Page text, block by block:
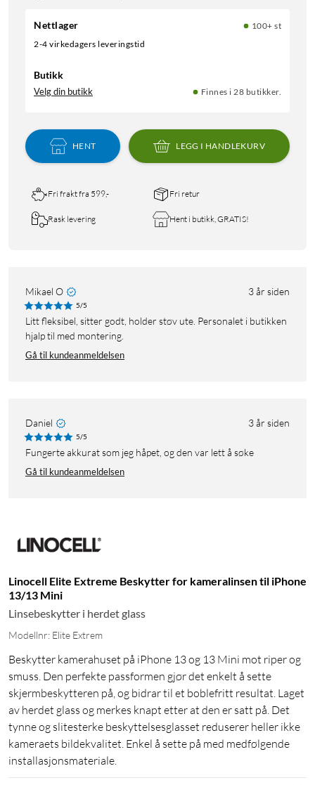
Nettlager
100+ st
2-4 virkedagers leveringstid
Butikk
Velg din butikk Finnes i 28 butikker.
HENT LEGG I HANDLEKURV
Fri frakt fra 599,- Fri retur
Rask levering Hent i butikk, GRATIS!
Mikael O 3 år siden
5/5
Litt fleksibel, sitter godt, holder støv ute. Personalet i butikken
hjalp til med montering.
Gå til kundeanmeldelsen
Daniel 3 år siden
5/5
Fungerte akkurat som jeg håpet, og den var lett å søke
Gå til kundeanmeldelsen
Linocell Elite Extreme Beskytter for kameralinsen til iPhone
13/13 Mini
Linsebeskytter i herdet glass
Modellnr: Elite Extrem
Beskytter kamerahuset på iPhone 13 og 13 Mini mot riper og
smuss. Den perfekte passformen gjør det enkelt å sette
skjermbeskytteren på, og bidrar til et boblefritt resultat. Laget
av herdet glass og merkes knapt etter at den er satt på. Det
tynne og slitesterke beskyttelsesglasset reduserer heller ikke
kameraets bildekvalitet. Enkel å sette på med medfølgende
installasjonsmateriale.